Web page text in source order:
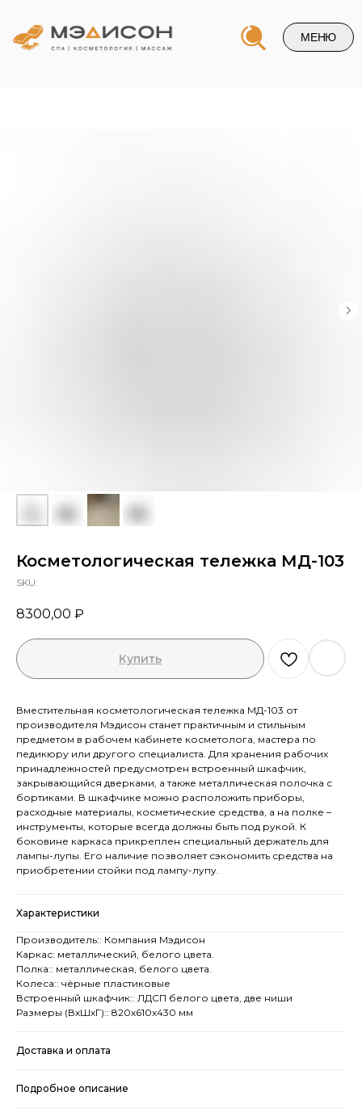
ОТПРАВИТЬ
Косметологическая тележка МД-103
SKU:
8300,00 ₽
Купить
Вместительная косметологическая тележка МД-103 от
производителя Мэдисон станет практичным и стильным
предметом в рабочем кабинете косметолога, мастера по
педикюру или другого специалиста. Для хранения рабочих
принадлежностей предусмотрен встроенный шкафчик,
закрывающийся дверками, а также металлическая полочка с
бортиками. В шкафчике можно расположить приборы,
расходные материалы, косметические средства, а на полке –
инструменты, которые всегда должны быть под рукой. К
боковине каркаса прикреплен специальный держатель для
лампы-лупы. Его наличие позволяет сэкономить средства на
приобретении стойки под лампу-лупу.
Характеристики
Производитель:: Компания Мэдисон
Каркас: металлический, белого цвета.
Полка:: металлическая, белого цвета.
Колеса:: чёрные пластиковые
Встроенный шкафчик:: ЛДСП белого цвета, две ниши
Размеры (ВхШхГ):: 820х610х430 мм
Доставка и оплата
Подробное описание